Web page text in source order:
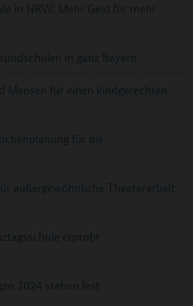
in NRW: Mehr Geld für mehr
in ganz Bayern
Mensen für einen kindgerechten
für die
außergewöhnliche Theaterarbeit
erprobt
2024 stehen fest